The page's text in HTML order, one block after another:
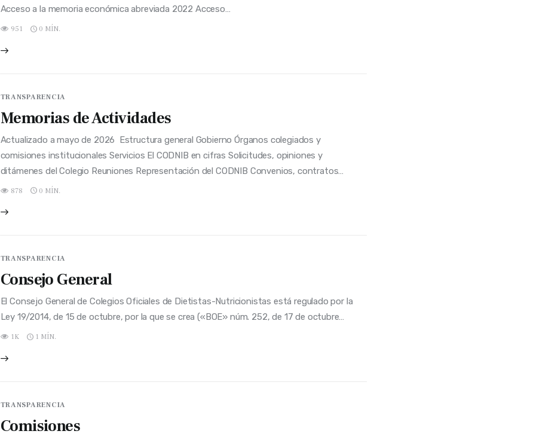
Acceso a la memoria económica abreviada 2022 Acceso…
951 0 MÍN.
TRANSPARENCIA
Memorias de Actividades
Actualizado a mayo de 2026 Estructura general Gobierno Órganos colegiados y
comisiones institucionales Servicios El CODNIB en cifras Solicitudes, opiniones y
ditámenes del Colegio Reuniones Representación del CODNIB Convenios, contratos…
878 0 MÍN.
TRANSPARENCIA
Consejo General
El Consejo General de Colegios Oficiales de Dietistas-Nutricionistas está regulado por la
Ley 19/2014, de 15 de octubre, por la que se crea («BOE» núm. 252, de 17 de octubre…
1K 1 MÍN.
TRANSPARENCIA
Comisiones